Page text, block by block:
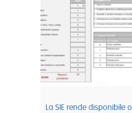
La SIE rende disponibile